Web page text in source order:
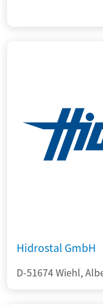
Hidrostal GmbH
D-51674 Wiehl,